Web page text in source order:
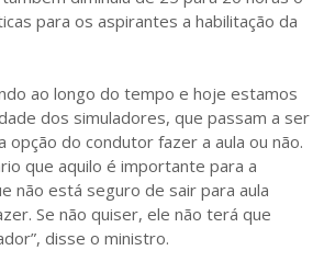
para os aspirantes a habilitação da
ao longo do tempo e hoje estamos
dos simuladores, que passam a ser
opção do condutor fazer a aula ou não.
que aquilo é importante para a
não está seguro de sair para aula
Se não quiser, ele não terá que
disse o ministro.